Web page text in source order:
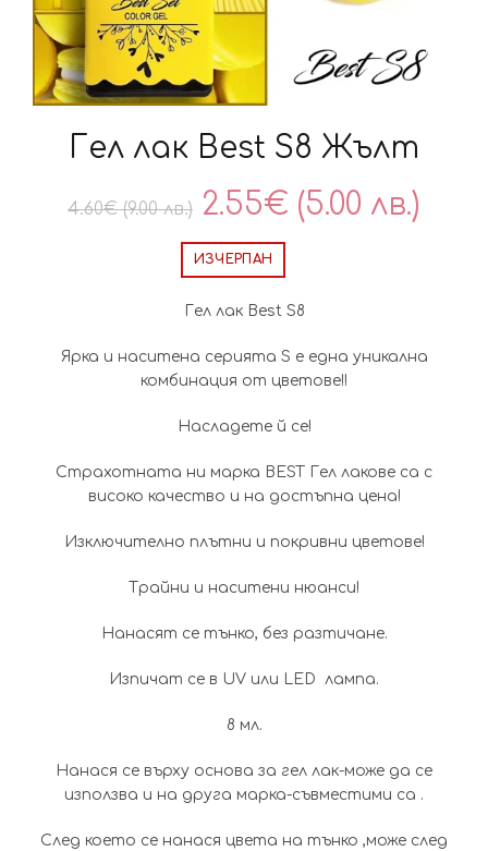
Гел лак Best S8 Жълт
4.60€ (9.00 лв.) Original
price
was:
4.60€
(9.00
лв.).
2.55€ (5.00 лв.)
ИЗЧЕРПАН
Гел лак Best S8
Ярка и наситена серията S е една уникална
комбинация от цветове!!
Насладете й се!
Страхотната ни марка BEST Гел лакове са с
високо качество и на достъпна цена!
Изключително плътни и покривни цветове!
Трайни и наситени нюанси!
Нанасят се тънко, без разтичане.
Изпичат се в UV или LED лампа.
8 мл.
Нанася се върху основа за гел лак-може да се
използва и на друга марка-съвместими са .
След което се нанася цвета на тънко ,може след